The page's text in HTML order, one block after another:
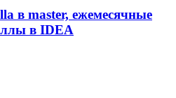
в master, ежемесячные
в IDEA